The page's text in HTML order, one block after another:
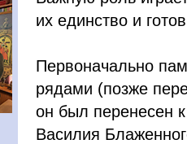
их единство и
Первоначально
рядами (позже
он был перенесен
Василия